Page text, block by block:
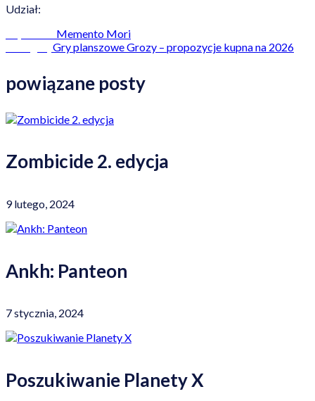
Udział:
Memento Mori
Gry planszowe Grozy – propozycje kupna na 2026
powiązane posty
Zombicide 2. edycja
9 lutego, 2024
Ankh: Panteon
7 stycznia, 2024
Poszukiwanie Planety X